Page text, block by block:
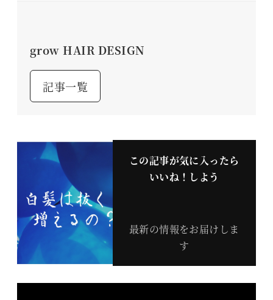
grow HAIR DESIGN
記事一覧
この記事が気に入ったら
いいね！しよう
最新の情報をお届けしま
す